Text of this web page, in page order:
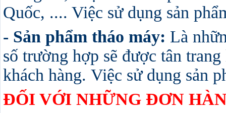
Quốc, .... Việc sử dụng sản
- Sản phẩm tháo máy: Là
số trường hợp sẽ được tân
khách hàng. Việc sử dụng sản
ĐỐI VỚI NHỮNG ĐƠN